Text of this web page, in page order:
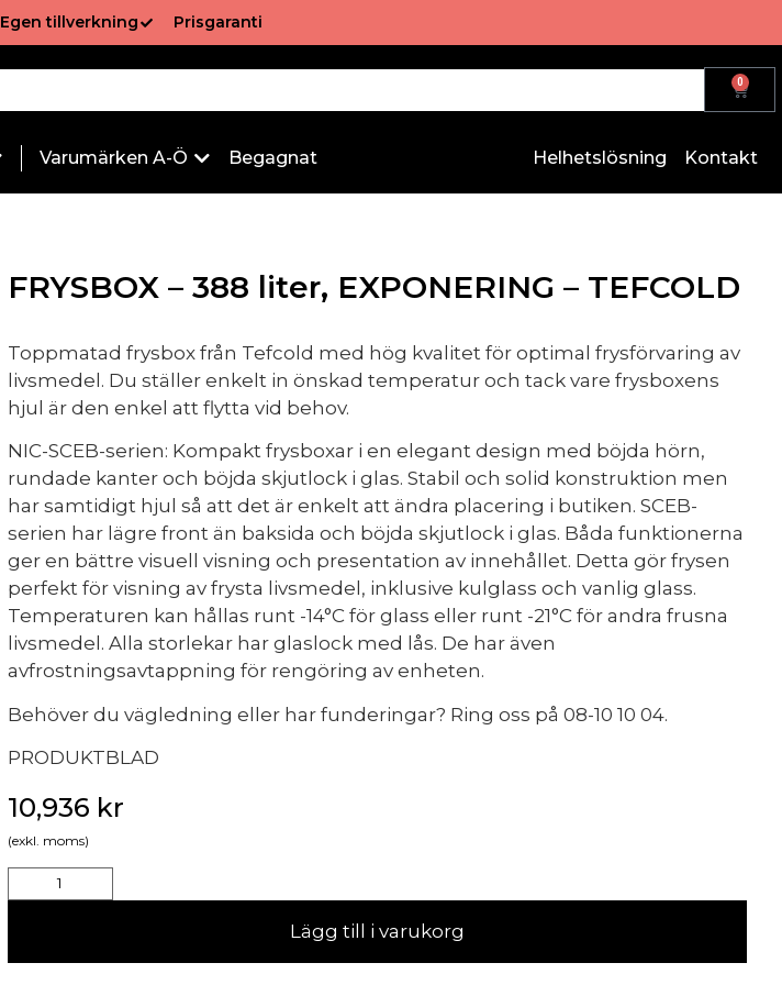
Egen tillverkning Prisgaranti
0
Varumärken A-Ö Begagnat Helhetslösning Kontakt
FRYSBOX – 388 liter, EXPONERING – TEFCOLD
Toppmatad frysbox från Tefcold med hög kvalitet för optimal frysförvaring av
livsmedel. Du ställer enkelt in önskad temperatur och tack vare frysboxens
hjul är den enkel att flytta vid behov.
NIC-SCEB-serien: Kompakt frysboxar i en elegant design med böjda hörn,
rundade kanter och böjda skjutlock i glas. Stabil och solid konstruktion men
har samtidigt hjul så att det är enkelt att ändra placering i butiken. SCEB-
serien har lägre front än baksida och böjda skjutlock i glas. Båda funktionerna
ger en bättre visuell visning och presentation av innehållet. Detta gör frysen
perfekt för visning av frysta livsmedel, inklusive kulglass och vanlig glass.
Temperaturen kan hållas runt -14°C för glass eller runt -21°C för andra frusna
livsmedel. Alla storlekar har glaslock med lås. De har även
avfrostningsavtappning för rengöring av enheten.
Behöver du vägledning eller har funderingar? Ring oss på 08-10 10 04.
PRODUKTBLAD
10,936 kr
(exkl. moms)
Lägg till i varukorg